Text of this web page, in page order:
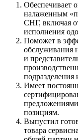
Обеспечивает
налаженным
СНГ, включая
исполнения
Поможет в
обслуживания
и
подразделения
Имеет
позициям.
Выпустил
товара